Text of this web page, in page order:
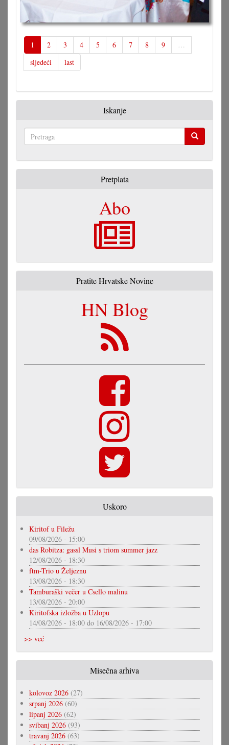
1 2 3 4 5 6 7 8 9
…
sljedeći
last
Iskanje
Pretplata
Abo
Pratite Hrvatske Novine
HN Blog
Uskoro
Kiritof u Filežu
09/08/2026 - 15:00
das Robitza: gassl Musi s triom summer jazz
12/08/2026 - 18:30
ftm-Trio u Željeznu
13/08/2026 - 18:30
Tamburaški večer u Csello malinu
13/08/2026 - 20:00
Kiritofska izložba u Uzlopu
14/08/2026 - 18:00 do 16/08/2026 - 17:00
>> već
Misečna arhiva
kolovoz 2026 (27)
srpanj 2026 (60)
lipanj 2026 (62)
svibanj 2026 (93)
travanj 2026 (63)